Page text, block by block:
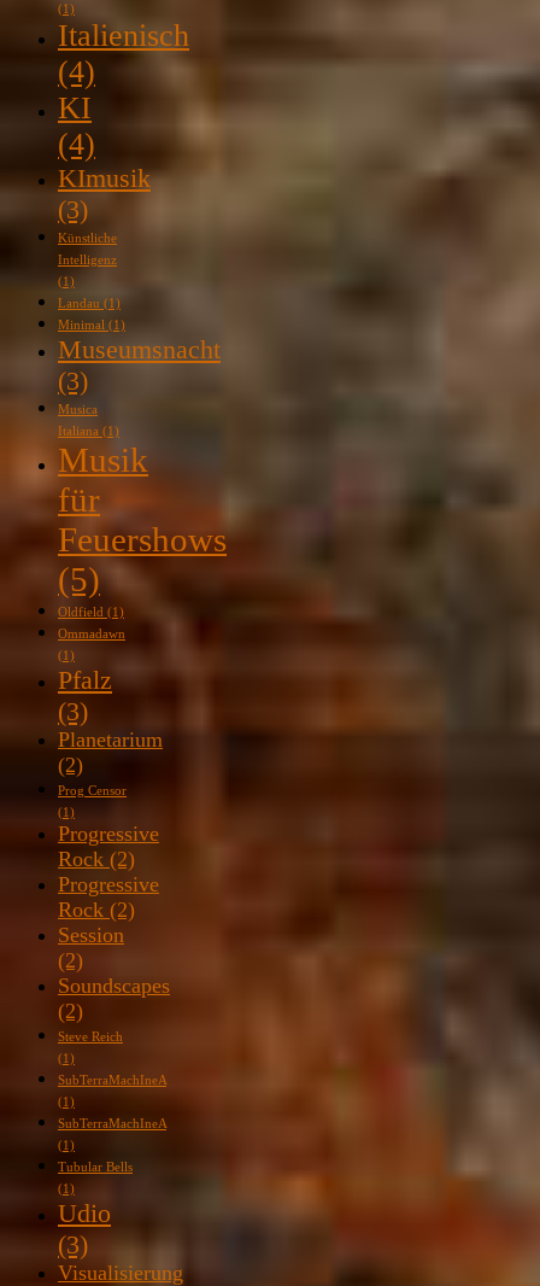
(1)
Italienisch
(4)
KI
(4)
KImusik
(3)
Künstliche
Intelligenz
(1)
Landau (1)
Minimal (1)
Museumsnacht
(3)
Musica
Italiana (1)
Musik
für
Feuershows
(5)
Oldfield (1)
Ommadawn
(1)
Pfalz
(3)
Planetarium
(2)
Prog Censor
(1)
Progressive
Rock (2)
Progressive
Rock (2)
Session
(2)
Soundscapes
(2)
Steve Reich
(1)
SubTerraMachIneA
(1)
SubTerraMachIneA
(1)
Tubular Bells
(1)
Udio
(3)
Visualisierung